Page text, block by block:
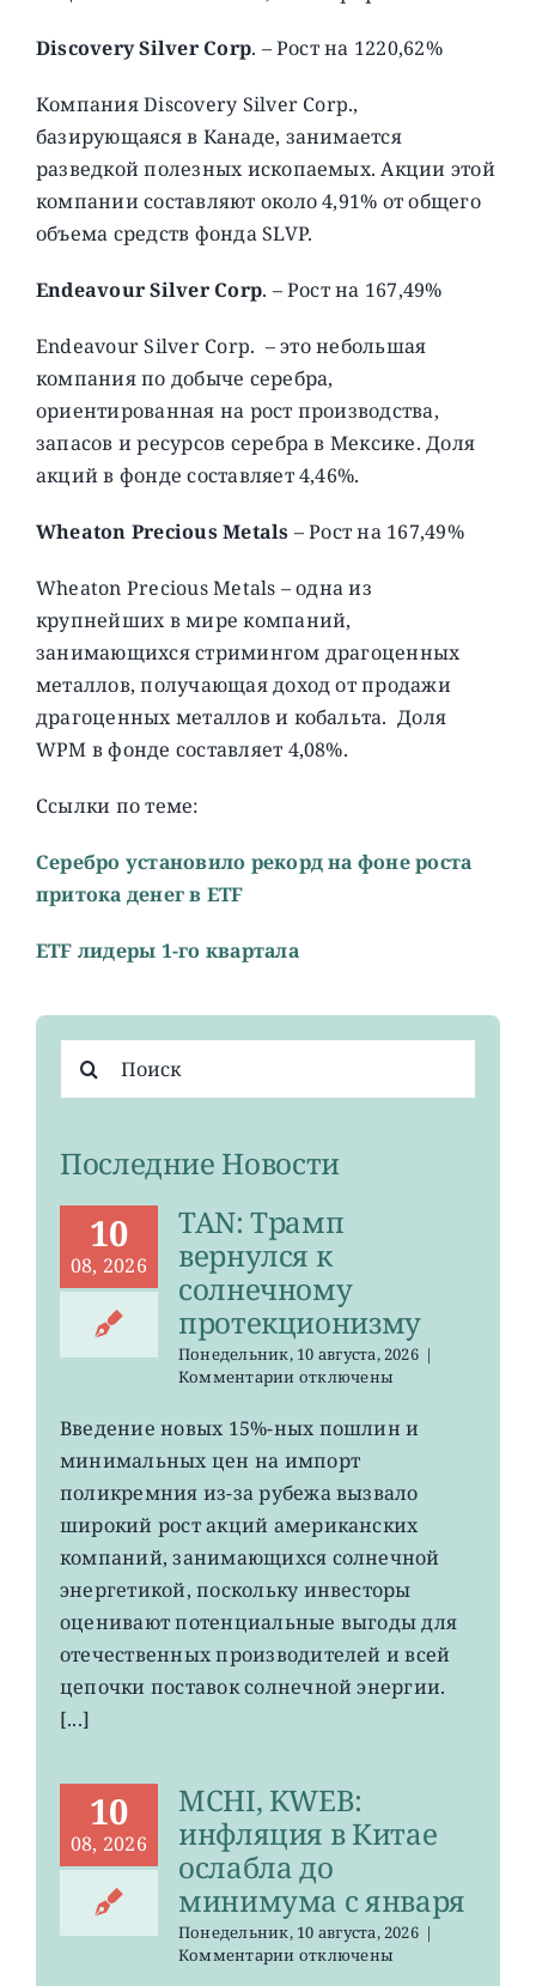
Discovery Silver Corp. – Рост на 1220,62%
Компания Discovery Silver Corp.,
базирующаяся в Канаде, занимается
разведкой полезных ископаемых. Акции этой
компании составляют около 4,91% от общего
объема средств фонда SLVP.
Endeavour Silver Corp. – Рост на 167,49%
Endeavour Silver Corp. – это небольшая
компания по добыче серебра,
ориентированная на рост производства,
запасов и ресурсов серебра в Мексике. Доля
акций в фонде составляет 4,46%.
Wheaton Precious Metals – Рост на 167,49%
Wheaton Precious Metals – одна из
крупнейших в мире компаний,
занимающихся стримингом драгоценных
металлов, получающая доход от продажи
драгоценных металлов и кобальта. Доля
WPM в фонде составляет 4,08%.
Ссылки по теме:
Серебро установило рекорд на фоне роста
притока денег в ETF
ETF лидеры 1-го квартала
поиска:
Последние Новости
10
08, 2026
TAN: Трамп
вернулся к
солнечному
протекционизму
Понедельник, 10 августа, 2026 |
Комментариик
TAN:
вернулся
к
протекционизму
отключены
Введение новых 15%-ных пошлин и
минимальных цен на импорт
поликремния из-за рубежа вызвало
широкий рост акций американских
компаний, занимающихся солнечной
энергетикой, поскольку инвесторы
оценивают потенциальные выгоды для
отечественных производителей и всей
цепочки поставок солнечной энергии.
[...]
10
08, 2026
MCHI, KWEB:
инфляция в Китае
ослабла до
минимума с января
Понедельник, 10 августа, 2026 |
Комментариикотключены